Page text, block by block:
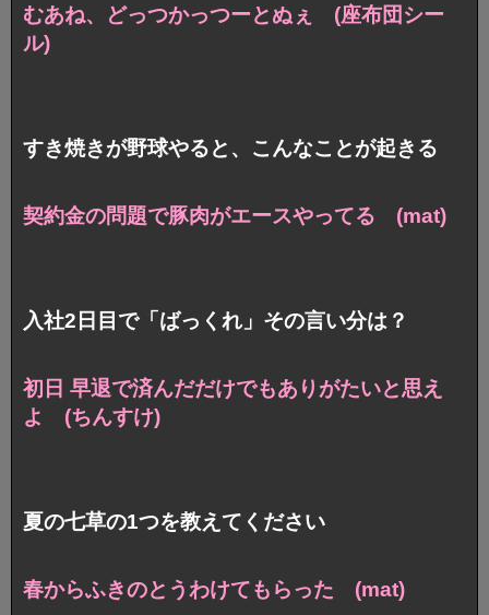
むあね、どっつかっつーとぬぇ (座布団シー
ル)
すき焼きが野球やると、こんなことが起きる
契約金の問題で豚肉がエースやってる (mat)
入社2日目で「ばっくれ」その言い分は？
初日 早退で済んだだけでもありがたいと思え
よ (ちんすけ)
夏の七草の1つを教えてください
春からふきのとうわけてもらった (mat)